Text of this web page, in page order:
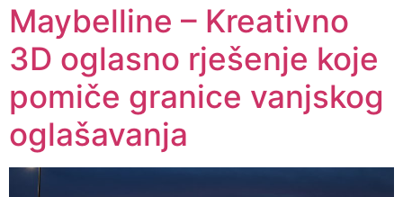
Maybelline – Kreativno
3D oglasno rješenje koje
pomiče granice vanjskog
oglašavanja